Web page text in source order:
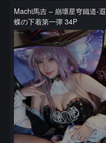
Machi馬吉 – 崩壞星穹鐵道-遐
蝶の下着第一彈 34P